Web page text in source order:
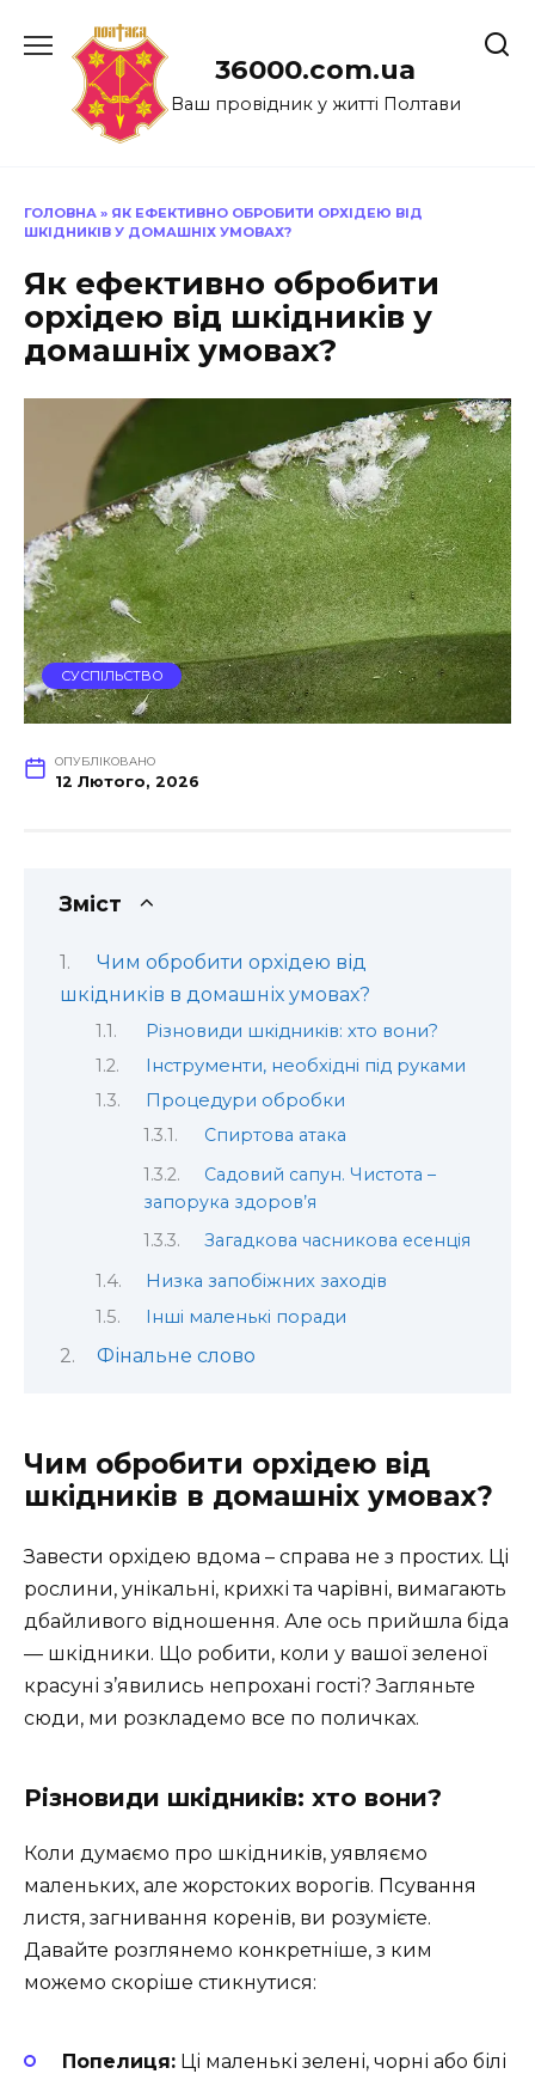
до
36000.com.ua
Ваш провідник у житті Полтави
ГОЛОВНА » ЯК ЕФЕКТИВНО ОБРОБИТИ ОРХІДЕЮ ВІД
ШКІДНИКІВ У ДОМАШНІХ УМОВАХ?
Як ефективно обробити
орхідею від шкідників у
домашніх умовах?
СУСПІЛЬСТВО
ОПУБЛІКОВАНО
12 Лютого, 2026
Зміст
Чим обробити орхідею від
шкідників в домашніх умовах?
Різновиди шкідників: хто вони?
Інструменти, необхідні під руками
Процедури обробки
Спиртова атака
Садовий сапун. Чистота –
запорука здоров’я
Загадкова часникова есенція
Низка запобіжних заходів
Інші маленькі поради
Фінальне слово
Чим обробити орхідею від
шкідників в домашніх умовах?
Завести орхідею вдома – справа не з простих. Ці
рослини, унікальні, крихкі та чарівні, вимагають
дбайливого відношення. Але ось прийшла біда
— шкідники. Що робити, коли у вашої зеленої
красуні з’явились непрохані гості? Загляньте
сюди, ми розкладемо все по поличках.
Різновиди шкідників: хто вони?
Коли думаємо про шкідників, уявляємо
маленьких, але жорстоких ворогів. Псування
листя, загнивання коренів, ви розумієте.
Давайте розглянемо конкретніше, з ким
можемо скоріше стикнутися:
Попелиця: Ці маленькі зелені, чорні або білі